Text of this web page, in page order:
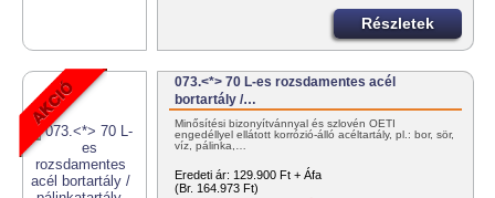
Részletek
073.<*> 70 L-es rozsdamentes acél
bortartály /…
Minősítési bizonyítvánnyal és szlovén OÉTI
engedéllyel ellátott korrózió-álló acéltartály, pl.: bor, sör,
víz, pálinka,…
Eredeti ár: 129.900 Ft + Áfa
(Br. 164.973 Ft)